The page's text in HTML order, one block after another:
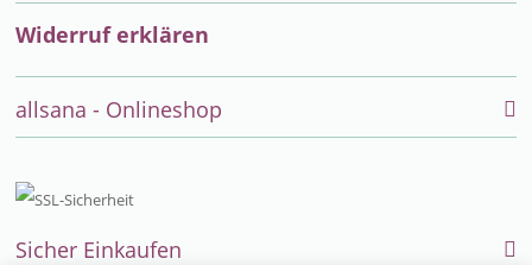
Widerruf erklären
allsana - Onlineshop
Sicher Einkaufen